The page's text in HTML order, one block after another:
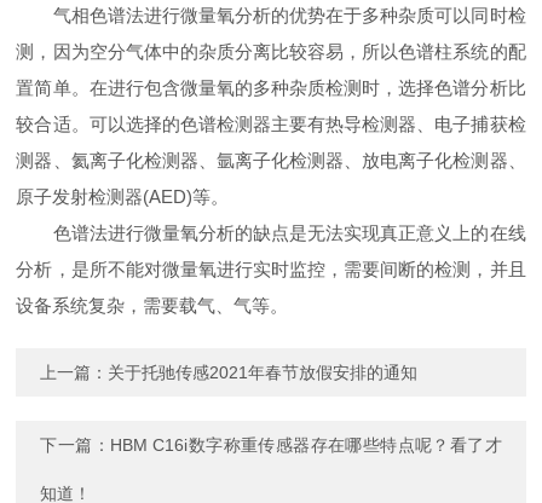
气相色谱法进行微量氧分析的优势在于多种杂质可以同时检
测，因为空分气体中的杂质分离比较容易，所以色谱柱系统的配
置简单。在进行包含微量氧的多种杂质检测时，选择色谱分析比
较合适。可以选择的色谱检测器主要有热导检测器、电子捕获检
测器、氦离子化检测器、氩离子化检测器、放电离子化检测器、
原子发射检测器(AED)等。
色谱法进行微量氧分析的缺点是无法实现真正意义上的在线
分析，是所不能对微量氧进行实时监控，需要间断的检测，并且
设备系统复杂，需要载气、气等。
上一篇： 关于托驰传感2021年春节放假安排的通知
下一篇： HBM C16i数字称重传感器存在哪些特点呢？看了才
知道！